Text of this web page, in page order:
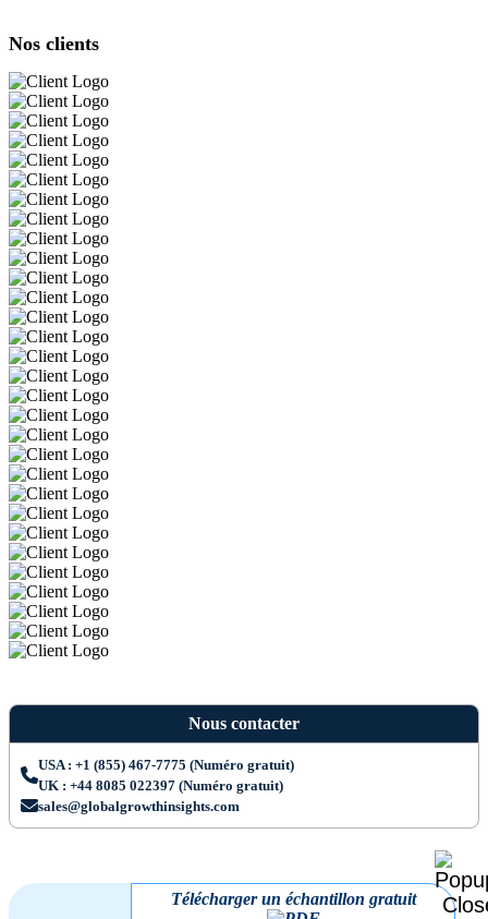
Nos clients
Nous contacter
USA : +1 (855) 467-7775 (Numéro gratuit)
UK : +44 8085 022397 (Numéro gratuit)
sales@globalgrowthinsights.com
Télécharger un échantillon gratuit